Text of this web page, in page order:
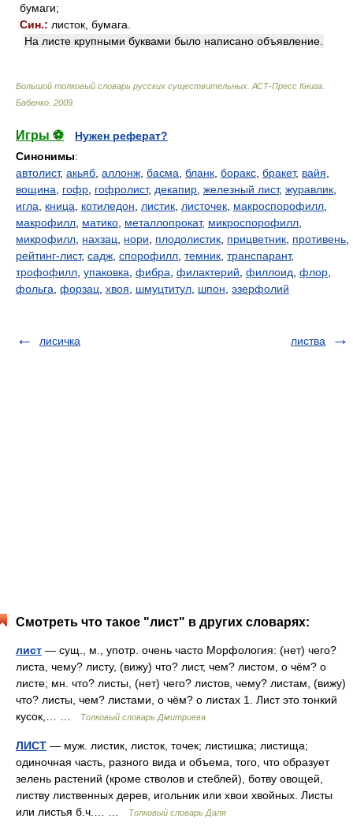
бумаги;
Син.: листок, бумага.
На листе крупными буквами было написано объявление.
Большой толковый словарь русских существительных. АСТ-Пресс Книга
Бабенко 2009
Игры ⚽
Нужен реферат?
Синонимы:
автолист, акьяб аллонж басма бланк боракс бракет, вайя
вощина
гофр гофролист, декапир железный лист, журавлик
игла
кница котиледон листик листочек макроспорофилл
макрофилл матико металлопрокат, микроспорофилл
микрофилл нахзац нори плодолистик прицветник противень
рейтинг-лист, садж спорофилл темник транспарант,
трофофилл упаковка фибра филактерий филлоид флор
фольга форзац хвоя шмуцтитул шпон эзерфолий
лисичка листва
Смотреть что такое "лист" в других словарях:
лист — сущ., м., употр. очень часто Морфология: (нет) чего?
листа, чему? листу, (вижу) что? лист, чем? листом, о чём? о
листе; мн. что? листы, (нет) чего? листов, чему? листам, (вижу)
что? листы, чем? листами, о чём? о листах 1. Лист это тонкий
кусок,… …
Толковый словарь Дмитриева
ЛИСТ — муж. листик, листок, точек; листишка; листища;
одиночная часть, разного вида и объема, того, что образует
зелень растений (кроме стволов и стеблей), ботву овощей,
листву лиственных дерев, игольник или хвои хвойных. Листы
или листья б.ч.… …
Толковый словарь Даля